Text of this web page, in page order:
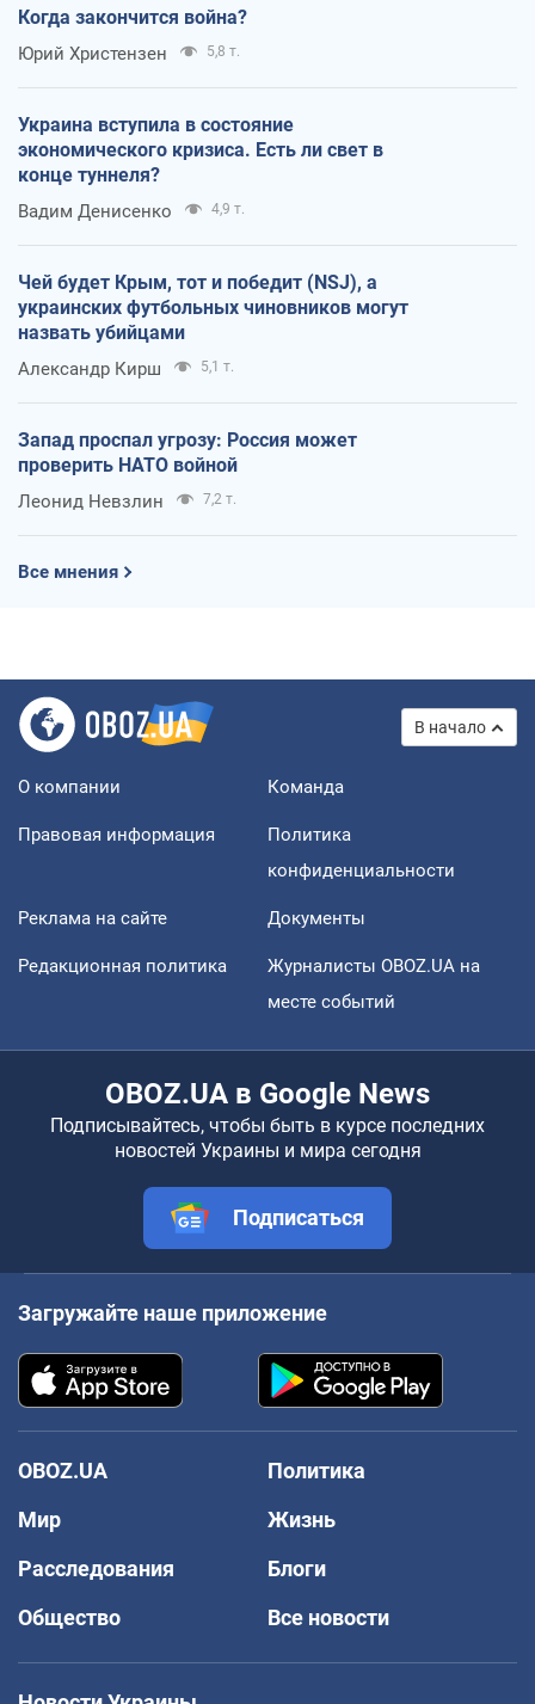
Когда закончится война?
Юрий Христензен 5,8 т.
Украина вступила в состояние
экономического кризиса. Есть ли свет в
конце туннеля?
Вадим Денисенко 4,9 т.
Чей будет Крым, тот и победит (NSJ), а
украинских футбольных чиновников могут
назвать убийцами
Александр Кирш 5,1 т.
Запад проспал угрозу: Россия может
проверить НАТО войной
Леонид Невзлин 7,2 т.
Все мнения
В начало
О компании Команда
Правовая информация
Политика
конфиденциальности
Реклама на сайте Документы
Редакционная политика
Журналисты OBOZ.UA на
месте событий
OBOZ.UA в Google News
Подписывайтесь, чтобы быть в курсе последних
новостей Украины и мира сегодня
Подписаться
Загружайте наше приложение
OBOZ.UA
Политика
Мир
Жизнь
Расследования
Блоги
Общество
Все новости